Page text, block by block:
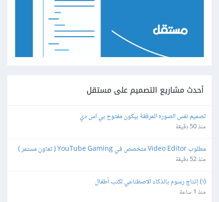
أحدث مشاريع التصميم على مستقل
تصميم نفس الصوره المرفقة بيكون مفتوح بي اس دي
منذ 50 دقيقة
مطلوب Video Editor متخصص في YouTube Gaming ( تعاون مستمر )
منذ 52 دقيقة
(١) إنتاج رسوم بالذكاء الاصطناعي لكتب أطفال
منذ 1 ساعة